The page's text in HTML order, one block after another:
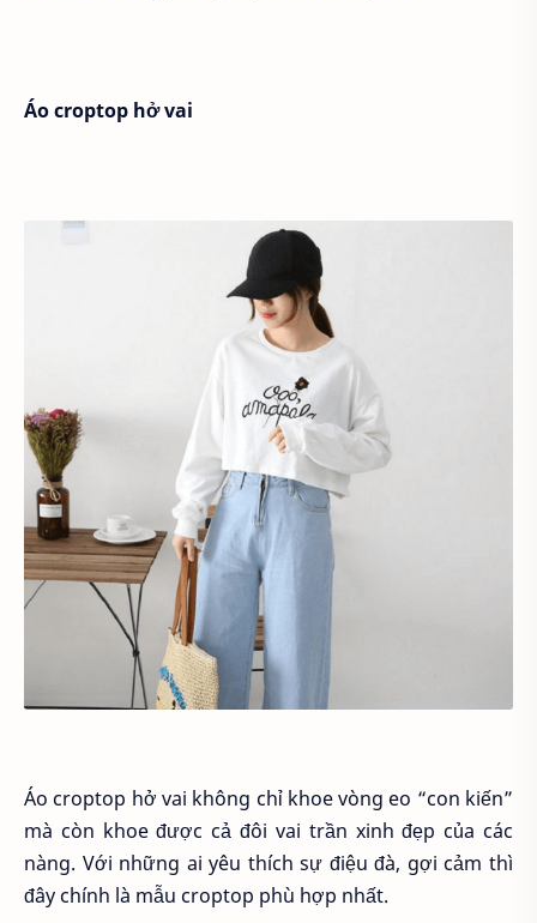
Áo croptop hở vai
Áo croptop hở vai không chỉ khoe vòng eo “con kiến”
mà còn khoe được cả đôi vai trần xinh đẹp của các
nàng. Với những ai yêu thích sự điệu đà, gợi cảm thì
đây chính là mẫu croptop phù hợp nhất.